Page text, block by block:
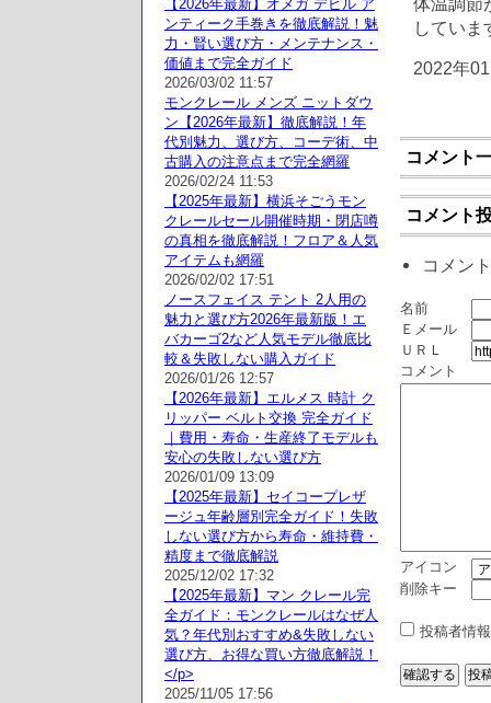
していま
2022年
コメント
コメント
コメン
名前
Ｅメール
ＵＲＬ
コメント
アイコン
削除キー
投稿者情
【2026年最新】オメガ デビル ア
ンティーク手巻きを徹底解説！魅
力・賢い選び方・メンテナンス・
価値まで完全ガイド
2026/03/02 11:57
モンクレール メンズ ニットダウ
ン【2026年最新】徹底解説！年
代別魅力、選び方、コーデ術、中
古購入の注意点まで完全網羅
2026/02/24 11:53
【2025年最新】横浜そごうモン
クレールセール開催時期・閉店噂
の真相を徹底解説！フロア＆人気
アイテムも網羅
2026/02/02 17:51
ノースフェイス テント 2人用の
魅力と選び方2026年最新版！エ
バカーゴ2など人気モデル徹底比
較＆失敗しない購入ガイド
2026/01/26 12:57
【2026年最新】エルメス 時計 ク
リッパー ベルト交換 完全ガイド
｜費用・寿命・生産終了モデルも
安心の失敗しない選び方
2026/01/09 13:09
【2025年最新】セイコープレザ
ージュ年齢層別完全ガイド！失敗
しない選び方から寿命・維持費・
精度まで徹底解説
2025/12/02 17:32
【2025年最新】マン クレール完
全ガイド：モンクレールはなぜ人
気？年代別おすすめ&失敗しない
選び方、お得な買い方徹底解説！
</p>
2025/11/05 17:56